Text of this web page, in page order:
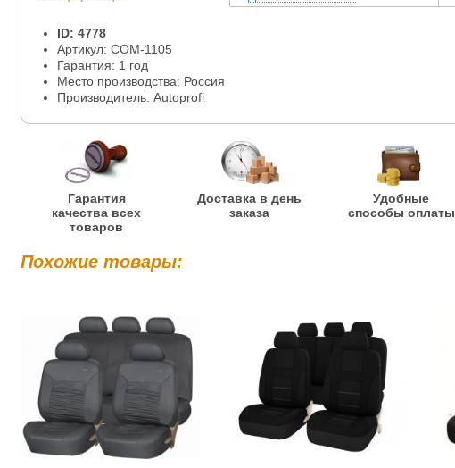
ID: 4778
Артикул: COM-1105
Гарантия: 1 год
Место производства: Россия
Производитель: Autoprofi
Гарантия
качества всех
товаров
Доставка в день
заказа
Удобные
способы оплаты
Похожие товары: